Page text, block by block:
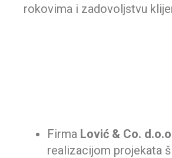
rokovima i zadovoljstvu
Firma Lović & Co.
realizacijom projekata